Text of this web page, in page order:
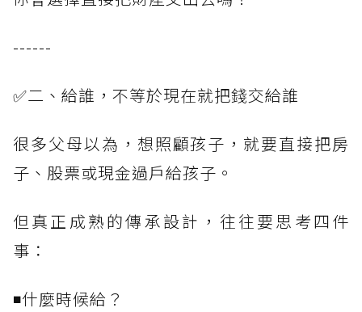
------
✅二、給誰，不等於現在就把錢交給誰
很多父母以為，想照顧孩子，就要直接把房
子、股票或現金過戶給孩子。
但真正成熟的傳承設計，往往要思考四件
事：
◾什麼時候給？